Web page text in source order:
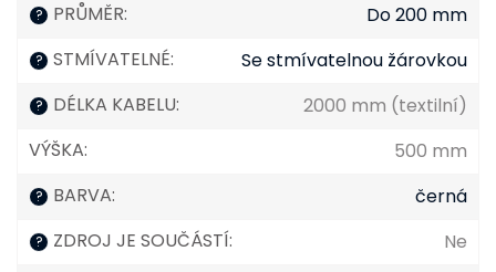
? PRŮMĚR: Do 200 mm
? STMÍVATELNÉ: Se stmívatelnou žárovkou
? DÉLKA KABELU:
2000 mm (textilní)
VÝŠKA: 500 mm
? BARVA: černá
? ZDROJ JE SOUČÁSTÍ: Ne